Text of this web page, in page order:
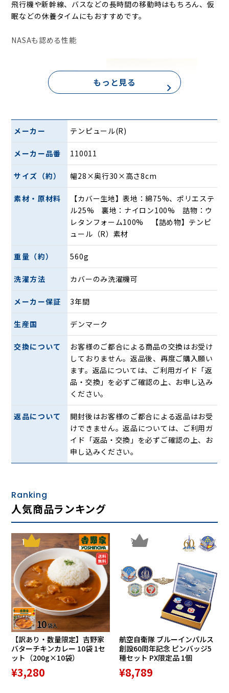
飛行機や新幹線、バスなどの長時間の移動時はもちろん、仮
眠などの休養タイムにもおすすめです。
NASAも認める性能
NASAがロケット打ち上げ時の宇宙飛行士にかかる重力を緩
テンピュール(R)の歴史ははじまりました。その後、NASA発
明の素材を技術研究し、体重と体圧を均一に分散するこのユ
ニークな素材を一般向けに発展させました。そして医療施設
へのマットレスの導入が瞬く間に評判となり、オリジナルの
マットレスやピローが誕生。1998年にはNASAより米国宇宙
財団を通じて「認定技術」ロゴの使用を許可された唯一のマ
ットレスとピローブランドになりました。
もっと見る
メーカー テンピュール(R)
メーカー品番 110011
サイズ（約） 幅28×奥行30×高さ8cm
素材・原材料
【カバー生地】表地：綿75%、ポリエステ
ル25% 裏地：ナイロン100% 詰物：ウ
レタンフォーム100% 【詰め物】テンピ
ュール（R）素材
重量（約） 560g
洗濯方法 カバーのみ洗濯機可
メーカー保証 3年間
生産国 デンマーク
交換について
お客様のご都合による商品の交換はお受け
しておりません。返品後、再度ご購入願い
ます。返品については、ご利用ガイド「返
品・交換」を必ずご確認の上、お申し込み
ください。
返品について
開封後はお客様のご都合による返品はお受
けできません。返品については、ご利用ガ
イド「返品・交換」を必ずご確認の上、お
申し込みください。
Ranking
人気商品ランキング
1
【訳あり・数量限定】吉野家
バターチキンカレー 10袋 1セ
ット（200g×10袋）
¥3,280
2
航空自衛隊 ブルーインパルス
創設60周年記念 ピンバッジ5
種セット PX限定品 1個
¥8,789